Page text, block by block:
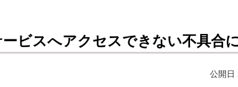
ビスへアクセスできない不具合
公開日